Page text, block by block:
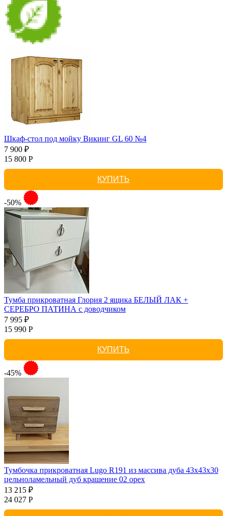
Шкаф-стол под мойку Викинг GL 60 №4
7 900 ₽
15 800 Р
КУПИТЬ
-50%
Тумба прикроватная Глория 2 ящика БЕЛЫЙ ЛАК +
СЕРЕБРО ПАТИНА с доводчиком
7 995 ₽
15 990 Р
КУПИТЬ
-45%
Тумбочка прикроватная Lugo R191 из массива дуба 43х43х30
цельноламельный дуб крашение 02 орех
13 215 ₽
24 027 Р